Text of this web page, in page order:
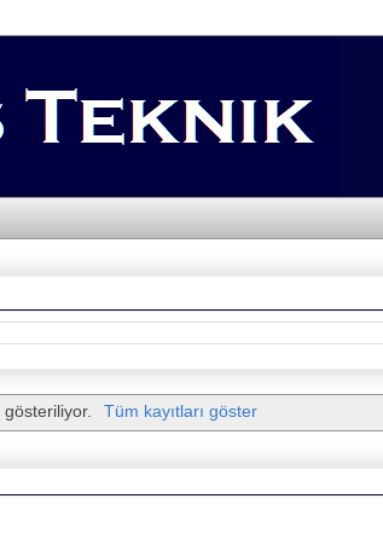
gösteriliyor. Tüm kayıtları göster